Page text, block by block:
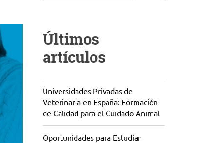
Últimos
artículos
Universidades Privadas de
Veterinaria en España: Formación
de Calidad para el Cuidado Animal
Oportunidades para Estudiar